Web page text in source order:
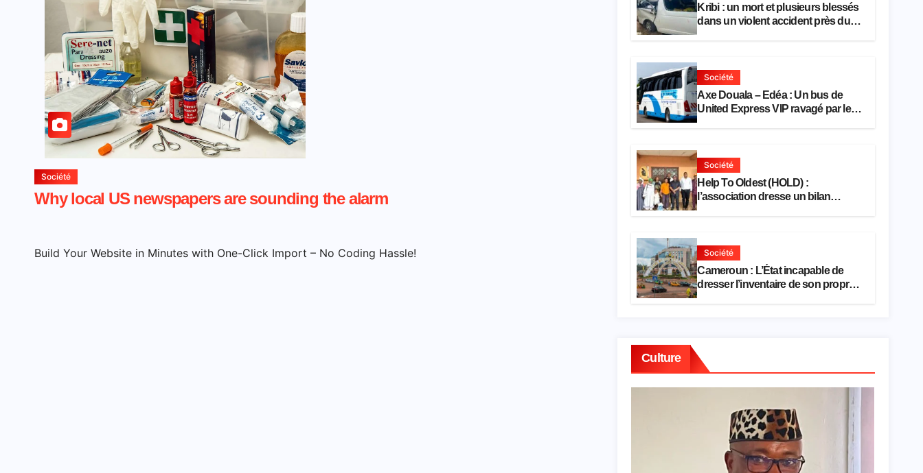
Société
Why local US newspapers are sounding the alarm
Build Your Website in Minutes with One-Click Import – No Coding Hassle!
Kribi : un mort et plusieurs blessés
dans un violent accident près du
Société
Axe Douala – Edéa : Un bus de
United Express VIP ravagé par les
Société
Help To Oldest (HOLD) :
l’association dresse un bilan
Société
Cameroun : L’État incapable de
dresser l’inventaire de son propre
Culture